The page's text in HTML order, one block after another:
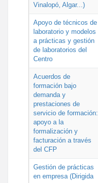
Vinalopó, Algar...)
Apoyo de técnicos de
laboratorio y modelos
a prácticas y gestión
de laboratorios del
Centro
Acuerdos de
formación bajo
demanda y
prestaciones de
servicio de formación:
apoyo a la
formalización y
facturación a través
del CFP
Gestión de prácticas
en empresa (Dirigida